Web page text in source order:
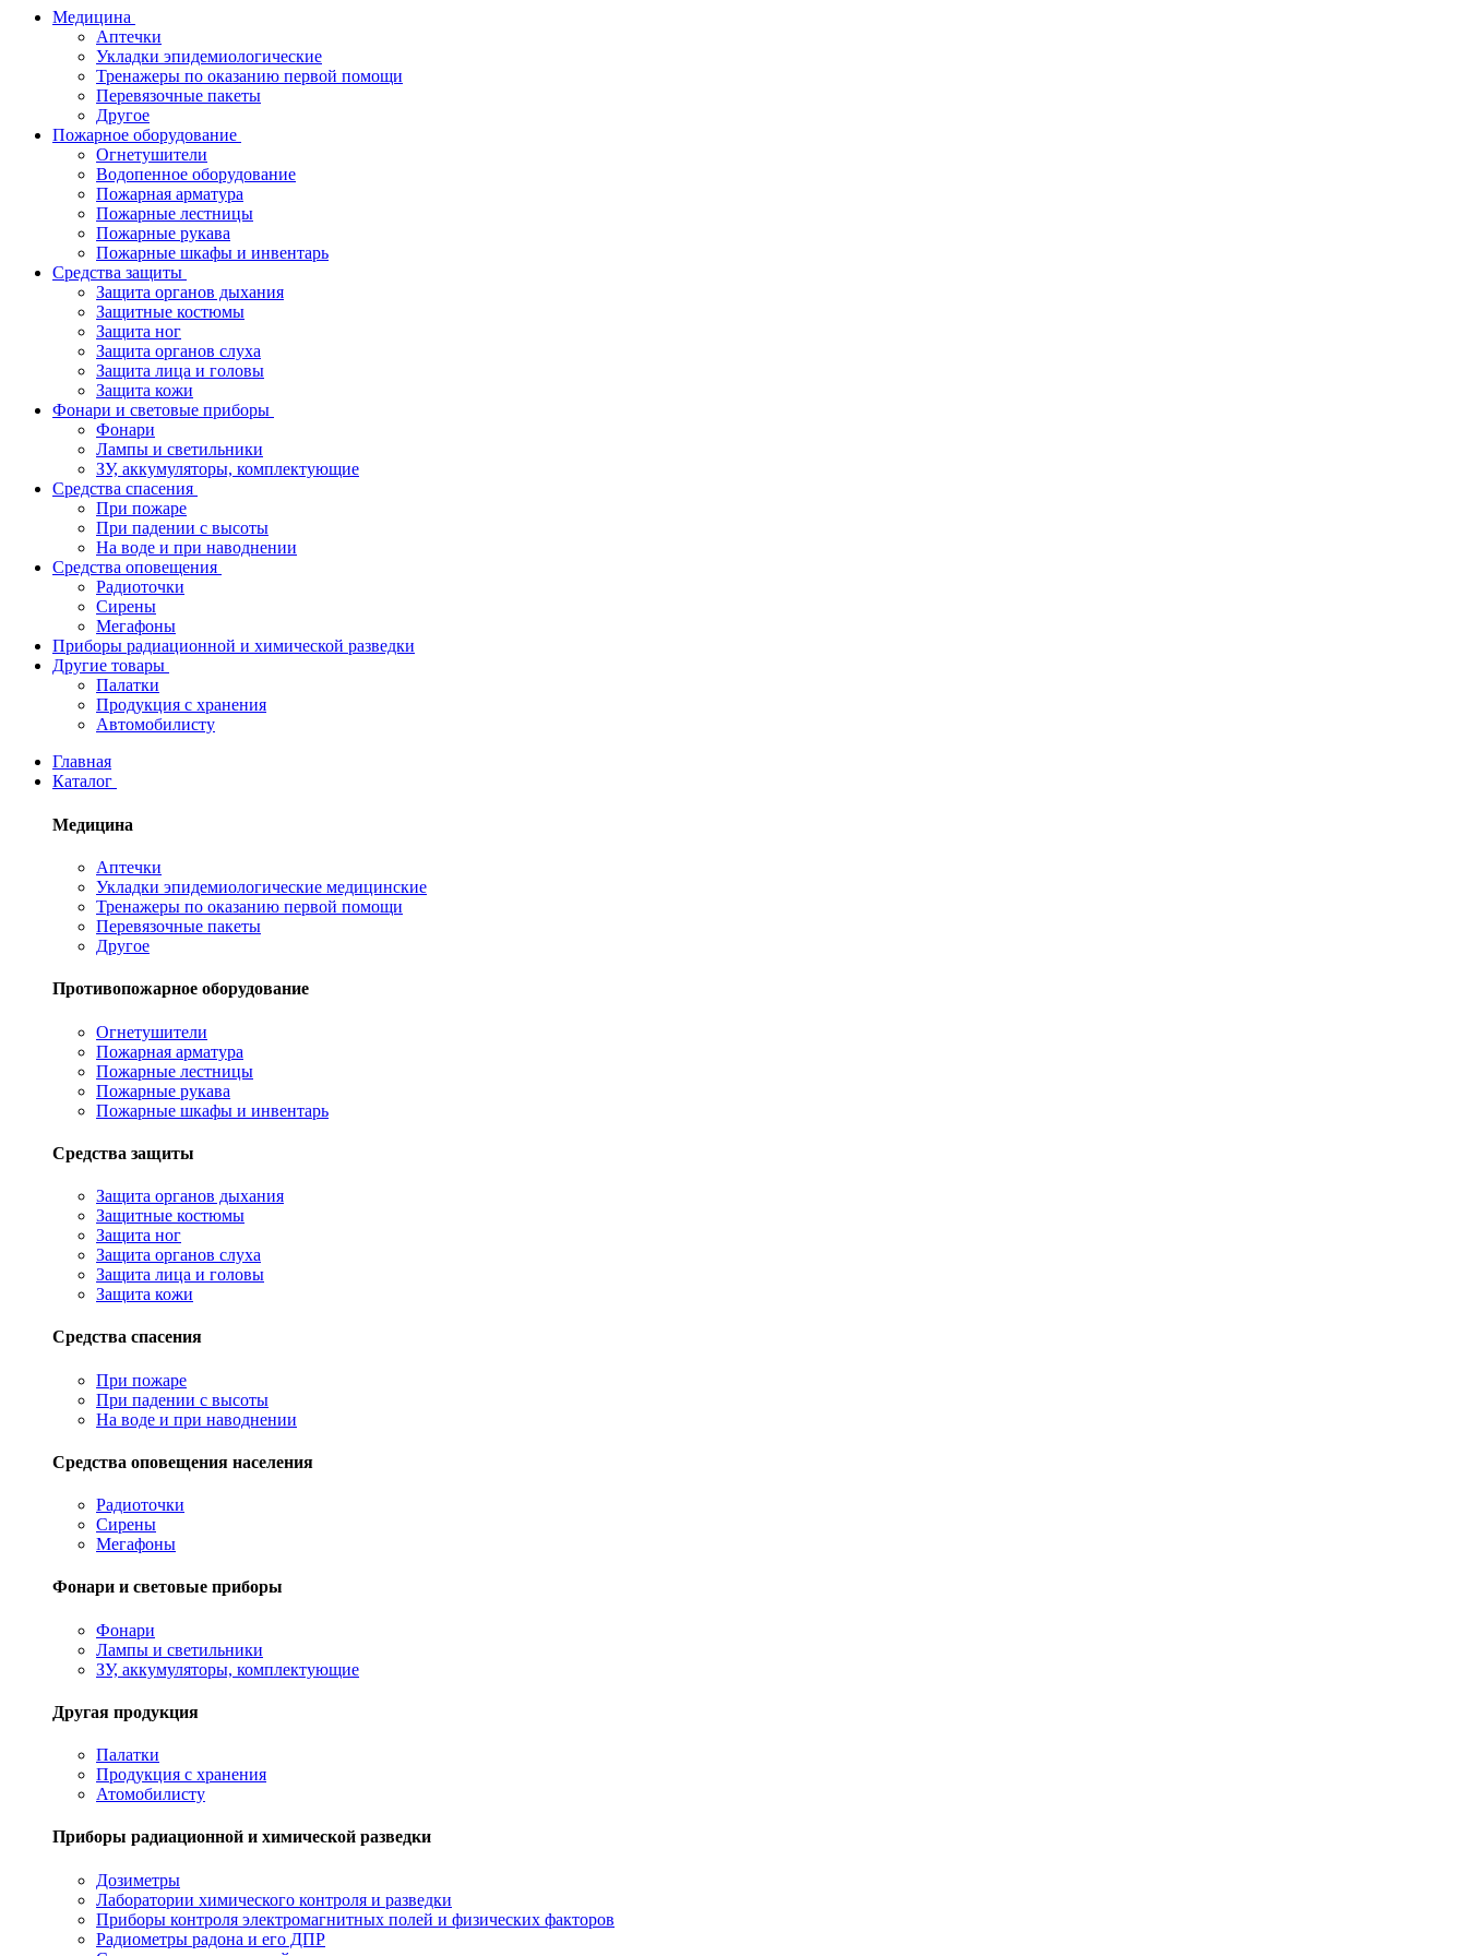
Медицина
Аптечки
Укладки эпидемиологические
Тренажеры по оказанию первой помощи
Перевязочные пакеты
Другое
Пожарное оборудование
Огнетушители
Водопенное оборудование
Пожарная арматура
Пожарные лестницы
Пожарные рукава
Пожарные шкафы и инвентарь
Средства защиты
Защита органов дыхания
Защитные костюмы
Защита ног
Защита органов слуха
Защита лица и головы
Защита кожи
Фонари и световые приборы
Фонари
Лампы и светильники
ЗУ, аккумуляторы, комплектующие
Средства спасения
При пожаре
При падении с высоты
На воде и при наводнении
Средства оповещения
Радиоточки
Сирены
Мегафоны
Приборы радиационной и химической разведки
Другие товары
Палатки
Продукция с хранения
Автомобилисту
Главная
Каталог
Медицина
Аптечки
Укладки эпидемиологические медицинские
Тренажеры по оказанию первой помощи
Перевязочные пакеты
Другое
Противопожарное оборудование
Огнетушители
Пожарная арматура
Пожарные лестницы
Пожарные рукава
Пожарные шкафы и инвентарь
Средства защиты
Защита органов дыхания
Защитные костюмы
Защита ног
Защита органов слуха
Защита лица и головы
Защита кожи
Средства спасения
При пожаре
При падении с высоты
На воде и при наводнении
Средства оповещения населения
Радиоточки
Сирены
Мегафоны
Фонари и световые приборы
Фонари
Лампы и светильники
ЗУ, аккумуляторы, комплектующие
Другая продукция
Палатки
Продукция с хранения
Атомобилисту
Приборы радиационной и химической разведки
Дозиметры
Лаборатории химического контроля и разведки
Приборы контроля электромагнитных полей и физических факторов
Радиометры радона и его ДПР